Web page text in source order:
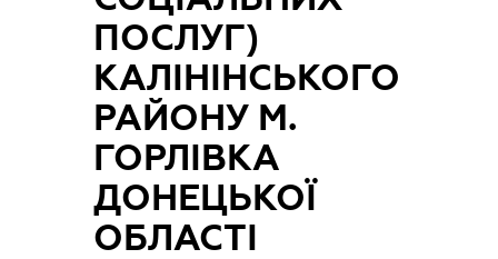
ПОСЛУГ)
КАЛІНІНСЬКОГО
РАЙОНУ М.
ГОРЛІВКА
ДОНЕЦЬКОЇ
ОБЛАСТІ